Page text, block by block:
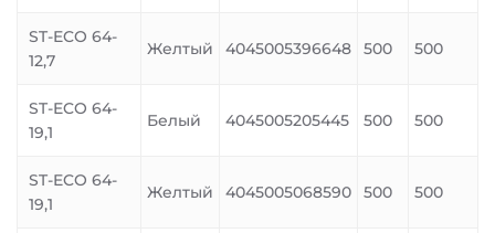
ST-ECO 64-
12,7
Желтый 4045005396648 500 500
ST-ECO 64-
19,1
Белый 4045005205445 500 500
ST-ECO 64-
19,1
Желтый 4045005068590 500 500